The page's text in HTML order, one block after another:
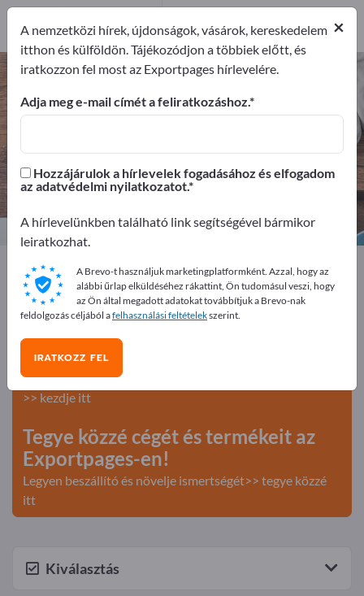
Lakberendezési kiegészítők –
gyártók és beszállítók keresése
Forgalmazó
Forgalmazó
Exportpages
Háztartás és lakás
Lakberendezési kiegészítők
Hirdessen ingyen az Exportpages-
en!
Keresés – Ajánlatok – Használt áruk – Üzleti kapcsolatok
>> kezdje itt
Tegye közzé cégét és termékeit az
Exportpages-en!
Legyen beszállító és növelje ismertségét>> tegye közzé
itt
Kiválasztás
×
A nemzetközi hírek, újdonságok, vásárok, kereskedelem
itthon és külföldön. Tájékozódjon a többiek előtt, és
iratkozzon fel most az Exportpages hírlevelére.
Adja meg e-mail címét a feliratkozáshoz.
Hozzájárulok a hírlevelek fogadásához és elfogadom
az adatvédelmi nyilatkozatot.
A hírlevelünkben található link segítségével bármikor
leiratkozhat.
A Brevo-t használjuk marketingplatformként. Azzal, hogy az
alábbi űrlap elküldéséhez rákattint, Ön tudomásul veszi, hogy
az Ön által megadott adatokat továbbítjuk a Brevo-nak
feldolgozás céljából afelhasználási feltételekszerint.
IRATKOZZ FEL